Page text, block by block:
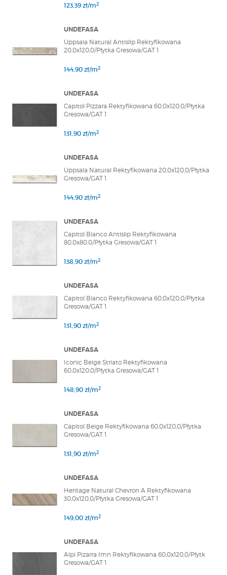
123,39 zł/m2
UNDEFASA
Uppsala Natural Antislip Rektyfikowana
20,0x120,0/Płytka Gresowa/GAT 1
144,90 zł/m2
UNDEFASA
Capitol Pizzara Rektyfikowana 60,0x120,0/Płytka
Gresowa/GAT 1
131,90 zł/m2
UNDEFASA
Uppsala Natural Rektyfikowana 20,0x120,0/Płytka
Gresowa/GAT 1
144,90 zł/m2
UNDEFASA
Capitol Blanco Antislip Rektyfikowana
80,0x80,0/Płytka Gresowa/GAT 1
138,90 zł/m2
UNDEFASA
Capitol Blanco Rektyfikowana 60,0x120,0/Płytka
Gresowa/GAT 1
131,90 zł/m2
UNDEFASA
Iconic Beige Striato Rektyfikowana
60,0x120,0/Płytka Gresowa/GAT 1
148,90 zł/m2
UNDEFASA
Capitol Beige Rektyfikowana 60,0x120,0/Płytka
Gresowa/GAT 1
131,90 zł/m2
UNDEFASA
Heritage Natural Chevron A Rektyfikowana
30,0x120,0/Płytka Gresowa/GAT 1
149,00 zł/m2
UNDEFASA
Alpi Pizarra Imn Rektyfikowana 60,0x120,0/Płytk
Gresowa/GAT 1